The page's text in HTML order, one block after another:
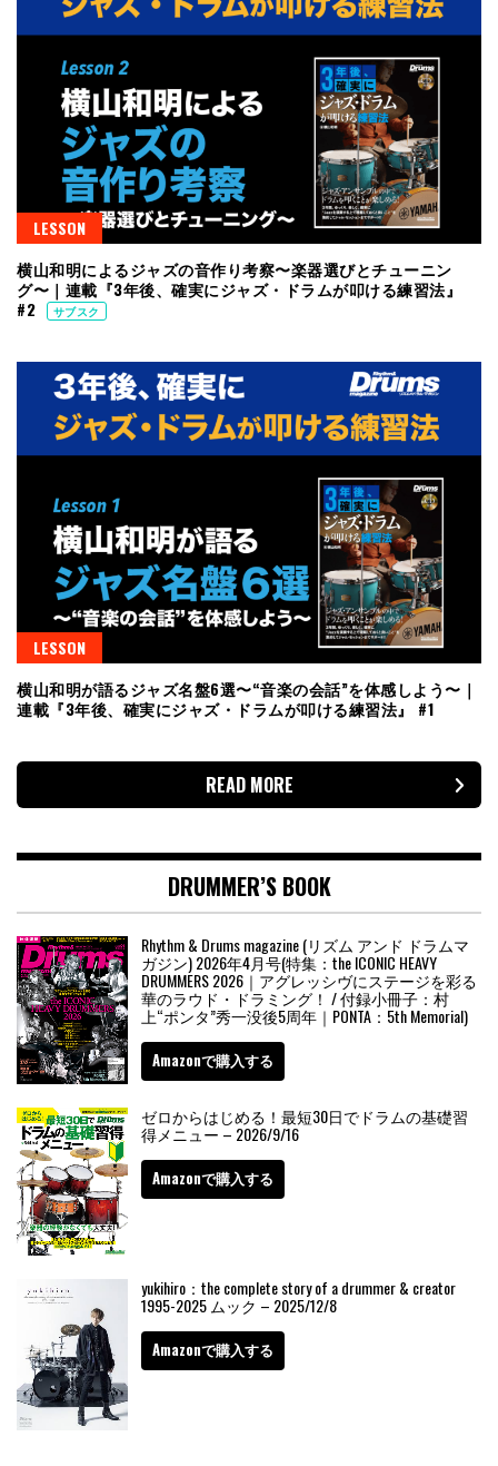
LESSON
横山和明によるジャズの音作り考察〜楽器選びとチューニン
グ〜｜連載『3年後、確実にジャズ・ドラムが叩ける練習法』
#2
サブスク
LESSON
横山和明が語るジャズ名盤6選〜“音楽の会話”を体感しよう〜｜
連載『3年後、確実にジャズ・ドラムが叩ける練習法』 #1
READ MORE
DRUMMER’S BOOK
Rhythm & Drums magazine (リズム アンド ドラムマ
ガジン) 2026年4月号(特集：the ICONIC HEAVY
DRUMMERS 2026｜アグレッシヴにステージを彩る
華のラウド・ドラミング！ / 付録小冊子：村
上“ポンタ”秀一没後5周年｜PONTA：5th Memorial)
Amazonで購入する
ゼロからはじめる！最短30日でドラムの基礎習
得メニュー – 2026/9/16
Amazonで購入する
yukihiro：the complete story of a drummer & creator
1995-2025 ムック – 2025/12/8
Amazonで購入する